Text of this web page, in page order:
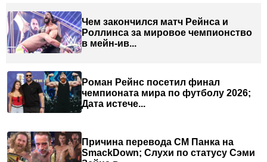
Чем закончился матч Рейнса и
Роллинса за мировое чемпионство
в мейн-ив...
Роман Рейнс посетил финал
чемпионата мира по футболу 2026;
Дата истече...
Причина перевода СМ Панка на
SmackDown; Слухи по статусу Сэми